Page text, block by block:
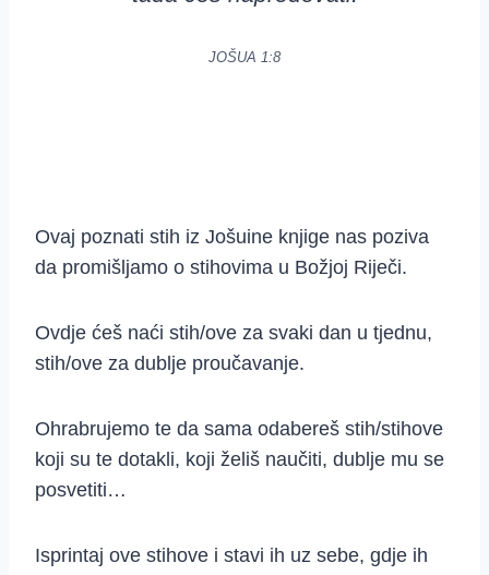
JOŠUA 1:8
Ovaj poznati stih iz Jošuine knjige nas poziva
da promišljamo o stihovima u Božjoj Riječi.
Ovdje ćeš naći stih/ove za svaki dan u tjednu,
stih/ove za dublje proučavanje.
Ohrabrujemo te da sama odabereš stih/stihove
koji su te dotakli, koji želiš naučiti, dublje mu se
posvetiti…
Isprintaj ove stihove i stavi ih uz sebe, gdje ih